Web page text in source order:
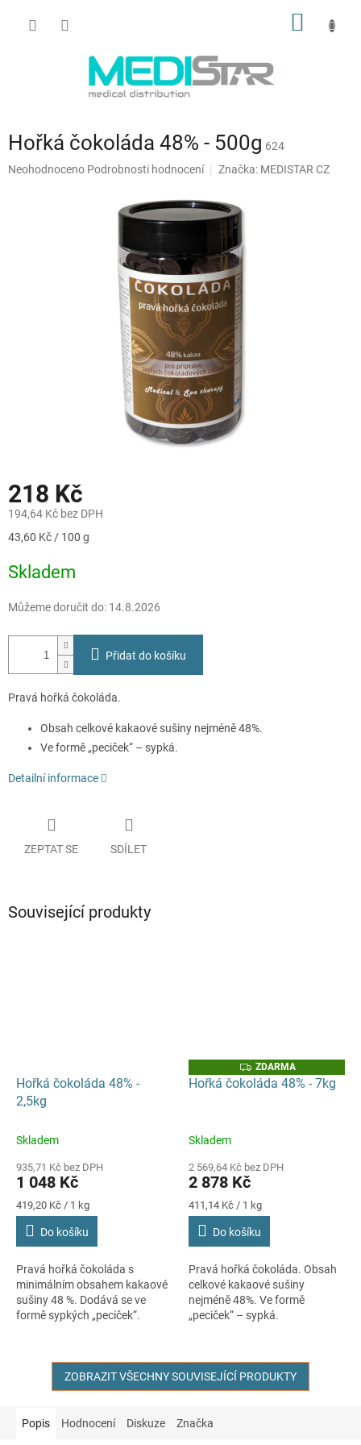
Hořká čokoláda 48% - 500g 624
Průměrné
Neohodnoceno Podrobnosti hodnocení Značka: MEDISTAR CZ
218 Kč
194,64 Kč bez DPH
Měrná
43,60 Kč / 100 g
Skladem
Můžeme doručit do: 14.8.2026
Přidat do košíku
Pravá hořká čokoláda.
Obsah celkové kakaové sušiny nejméně 48%.
Ve formě „peciček“ – sypká.
Detailní informace
ZEPTAT SE SDÍLET
Související produkty
Hořká čokoláda 48% -
2,5kg
Skladem
935,71 Kč bez DPH
1 048 Kč
Měrná
cena:
419,20 Kč / 1 kg
Do košíku
Pravá hořká čokoláda s
minimálním obsahem kakaové
sušiny 48 %. Dodává se ve
formě sypkých „peciček“.
Z
D
A
ZDARMA
Hořká čokoláda 48% - 7kg
Skladem
2 569,64 Kč bez DPH
2 878 Kč
Měrná
cena:
411,14 Kč / 1 kg
Do košíku
Pravá hořká čokoláda. Obsah
celkové kakaové sušiny
nejméně 48%. Ve formě
„peciček“ – sypká.
ZOBRAZIT VŠECHNY SOUVISEJÍCÍ PRODUKTY
Popis Hodnocení Diskuze Značka